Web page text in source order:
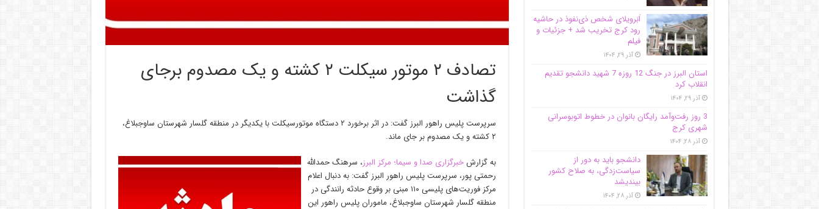
تصادف ۲ موتور سیکلت ۲ کشته و یک مصدوم برجای
گذاشت
سرپرست پلیس راهور البرز گفت: در اثر برخورد ۲ دستگاه موتورسیکلت با یکدیگر در منطقه گلسار شهرستان ساوجبلاغ،
۲ کشته و یک مصدوم بر جای ماند.
به گزارشخبرگزاری صدا و سیما؛ مرکز البرز، سرهنگ حمدالله
رحمتی پور، سرپرست پلیس راهور البرز گفت: به دنبال اعلام
مرکز فوریت‌های پلیسی ۱۱۰ مبنی بر وقوع حادثه رانندگی در
منطقه گلسار شهرستان ساوجبلاغ، ماموران پلیس راهور این
اَبَر‌ویلای شخص ذی‌نفوذ در حاشیه‌
رود کرج تخریب شد + جزئیات و
فیلم
آذر ۲۹, ۱۴۰۴
استان البرز در جنگ 12 روزه 7 شهید دانشجو تقدیم
انقلاب کرد
آذر ۲۹, ۱۴۰۴
3 روز رفت‌وآمد رایگان بانوان در خطوط اتوبوسرانی
شهری کرج
آذر ۲۸, ۱۴۰۴
دانشجو باید به دور از
سیاست‌زدگی، به صلاح کشور
بیندیشد
آذر ۲۸, ۱۴۰۴